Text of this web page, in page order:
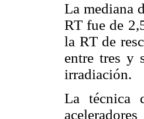
La mediana
RT fue de
la RT de
entre tres y
irradiación.
La técnica